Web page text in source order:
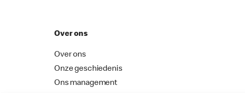
Over ons
Over ons
Onze geschiedenis
Ons management